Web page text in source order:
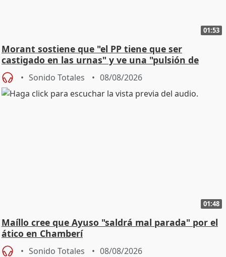
01:53
Morant sostiene que "el PP tiene que ser
castigado en las urnas" y ve una "pulsión de
cambio"
Sonido Totales 08/08/2026
01:48
Maíllo cree que Ayuso "saldrá mal parada" por el
ático en Chamberí
Sonido Totales 08/08/2026